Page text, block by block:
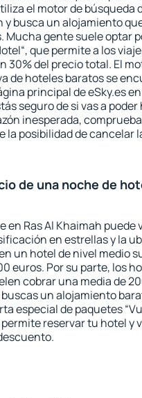
el motor de búsqueda
y busca un alojamiento
Mucha gente suele optar
que permite a los
30% del precio total. El
de hoteles baratos se
principal de eSky.es
seguro de si vas a
inesperada,
la posibilidad de cancelar
de una noche de
en Ras Al Khaimah puede
en estrellas y la
un hotel de nivel medio
euros. Por su parte, los
cobrar una media de
un alojamiento
especial de paquetes
permite reservar tu hotel y